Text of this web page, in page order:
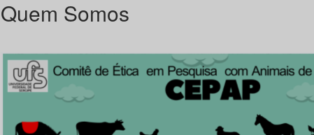
Quem Somos